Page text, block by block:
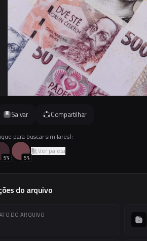
Salvar Compartilhar
para buscar similares):
5% 5%
Ver paleta
do arquivo
DO ARQUIVO